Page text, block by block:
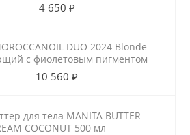
4 650 ₽
DUO 2024 Blonde
с фиолетовым пигментом
10 560 ₽
для тела MANITA BUTTER
COCONUT 500 мл